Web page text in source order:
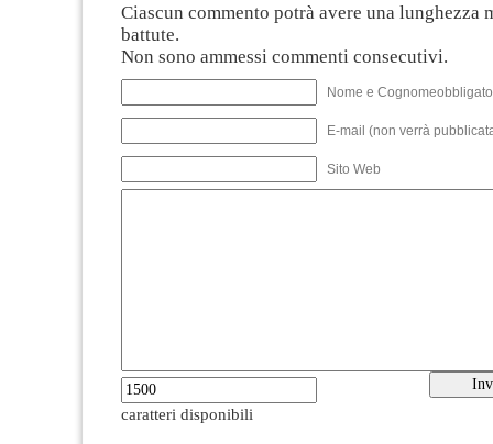
Ciascun commento potrà avere una lunghezza
battute.
Non sono ammessi commenti consecutivi.
Nome e
E-mail (non verrà
Sito Web
caratteri disponibili